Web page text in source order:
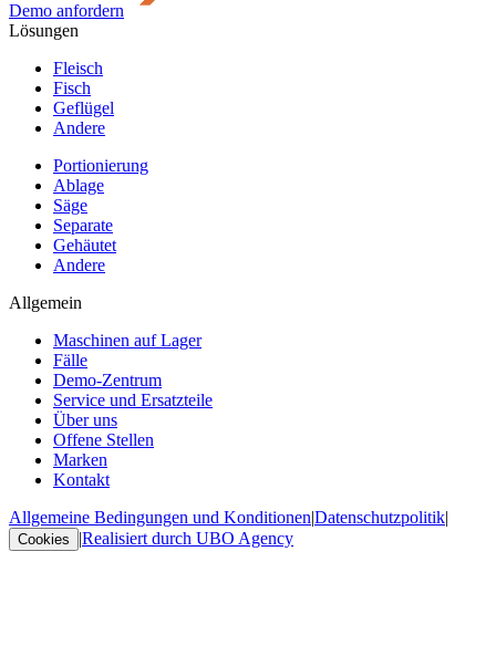
Demo anfordern
Lösungen
Fleisch
Fisch
Geflügel
Andere
Portionierung
Ablage
Säge
Separate
Gehäutet
Andere
Allgemein
Maschinen auf Lager
Fälle
Demo-Zentrum
Service und Ersatzteile
Über uns
Offene Stellen
Marken
Kontakt
Allgemeine Bedingungen und Konditionen|Datenschutzpolitik|
Cookies |Realisiert durch UBO Agency